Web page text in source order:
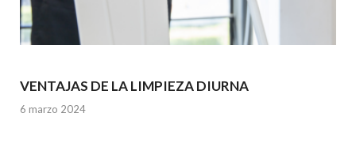
VENTAJAS DE LA LIMPIEZA DIURNA
6 marzo 2024